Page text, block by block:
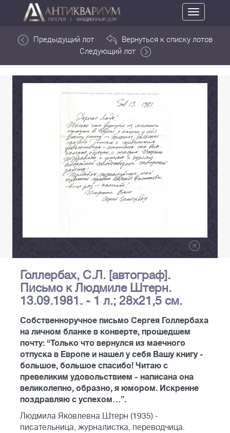
Toggle
navigation
Предыдущий лот
Вернуться к списку лотов
Следующий лот
Голлербах, С.Л. [автограф].
Письмо к Людмиле Штерн.
13.09.1981. - 1 л.; 28х21,5 см.
Собственноручное письмо Сергея Голлербаха
на личном бланке в конверте, прошедшем
почту: “Только что вернулся из маечного
отпуска в Европе и нашел у себя Вашу книгу -
большое, большое спасибо! Читаю с
превеликим удовольствием - написана она
великолепно, образно, я юмором. Искренне
поздравляю с успехом…”.
Людмила Яковлевна Штерн (1935) -
писательница, журналистка, переводчица.